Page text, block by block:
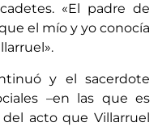
«El padre de
el mío y yo conocía
y el sacerdote
–en las que es
acto que Villarruel